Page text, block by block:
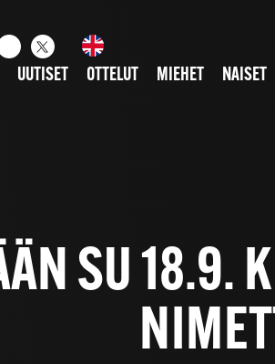
UUTISET OTTELUT MIEHET NAISET
SU 18.9.